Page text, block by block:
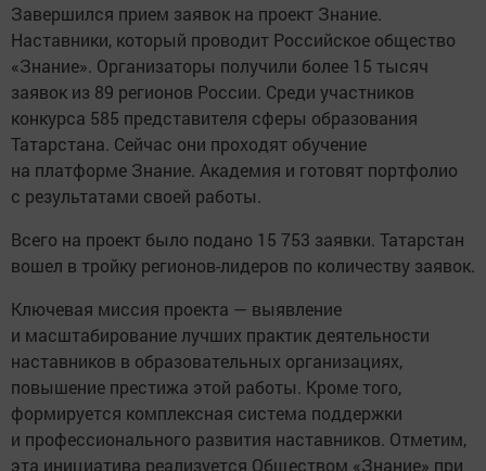
Завершился прием заявок на проект Знание.
Наставники, который проводит Российское общество
«Знание». Организаторы получили более 15 тысяч
заявок из 89 регионов России. Среди участников
конкурса 585 представителя сферы образования
Татарстана. Сейчас они проходят обучение
на платформе Знание. Академия и готовят портфолио
с результатами своей работы.
Всего на проект было подано 15 753 заявки. Татарстан
вошел в тройку регионов-лидеров по количеству заявок.
Ключевая миссия проекта — выявление
и масштабирование лучших практик деятельности
наставников в образовательных организациях,
повышение престижа этой работы. Кроме того,
формируется комплексная система поддержки
и профессионального развития наставников. Отметим,
эта инициатива реализуется Обществом «Знание» при